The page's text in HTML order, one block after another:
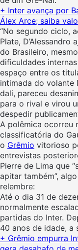
+ Inter avança por
Álex Arce; saiba
“No segundo ciclo,
Plate, D’Alessandro
do Brasileiro,
dificuldades
espaço entre os
intimada do volante
dali, pareceu
para o rival e virou
despedir
A polêmica ocorreu
classificatória do
o Grêmio vitorioso
entrevistas
Pierre de Lima que
apitar também”,
relembre:
Até o dia 31 de
normalmente
partidas do Inter.
40 anos de idade, a
+ Grêmio empurra